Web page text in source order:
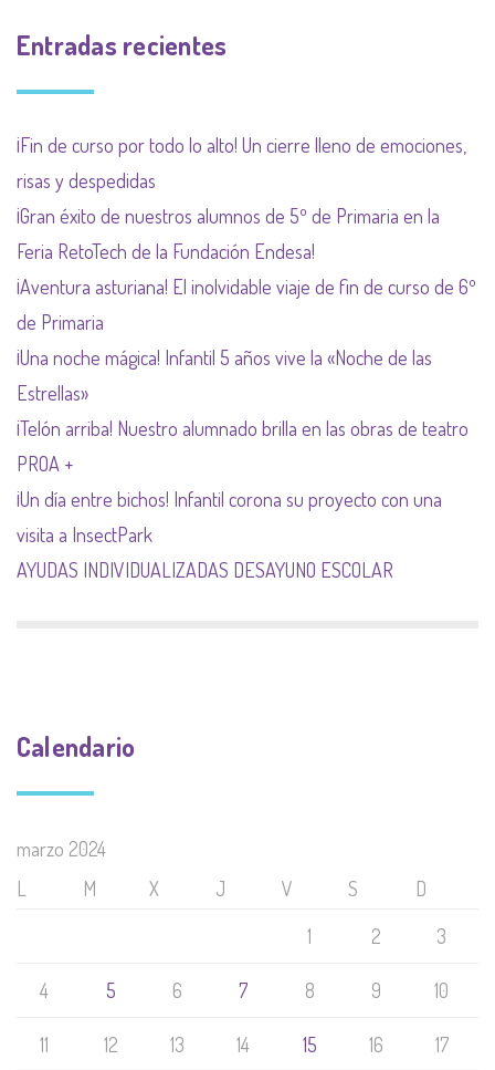
Entradas recientes
¡Fin de curso por todo lo alto! Un cierre lleno de emociones,
risas y despedidas
¡Gran éxito de nuestros alumnos de 5º de Primaria en la
Feria RetoTech de la Fundación Endesa!
¡Aventura asturiana! El inolvidable viaje de fin de curso de 6º
de Primaria
¡Una noche mágica! Infantil 5 años vive la «Noche de las
Estrellas»
¡Telón arriba! Nuestro alumnado brilla en las obras de teatro
PROA +
¡Un día entre bichos! Infantil corona su proyecto con una
visita a InsectPark
AYUDAS INDIVIDUALIZADAS DESAYUNO ESCOLAR
Calendario
marzo 2024
L
M X J V S
D
1
2 3
4 5 6 7 8 9 10
11 12 13 14 15 16 17